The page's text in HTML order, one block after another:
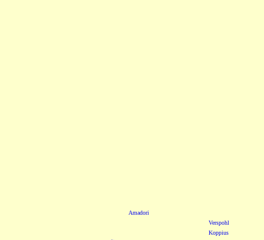
Amadori
Verspohl
Koppius